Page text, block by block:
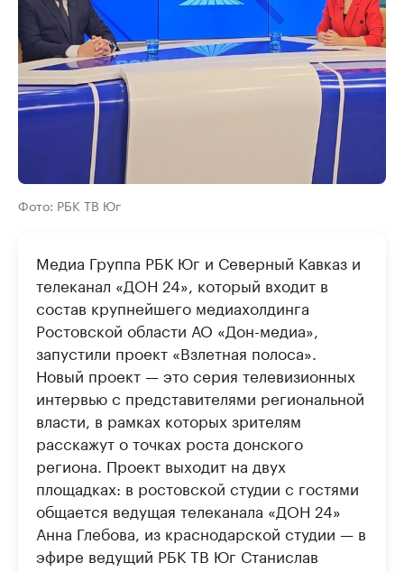
Фото: РБК ТВ Юг
Медиа Группа РБК Юг и Северный Кавказ и
телеканал «ДОН 24», который входит в
состав крупнейшего медиахолдинга
Ростовской области АО «Дон-медиа»,
запустили проект «Взлетная полоса».
Новый проект — это серия телевизионных
интервью с представителями региональной
власти, в рамках которых зрителям
расскажут о точках роста донского
региона. Проект выходит на двух
площадках: в ростовской студии с гостями
общается ведущая телеканала «ДОН 24»
Анна Глебова, из краснодарской студии — в
эфире ведущий РБК ТВ Юг Станислав